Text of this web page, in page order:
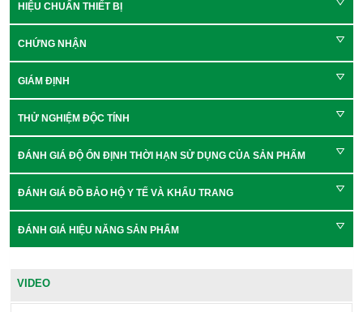
HIỆU CHUẨN THIẾT BỊ
CHỨNG NHẬN
GIÁM ĐỊNH
THỬ NGHIỆM ĐỘC TÍNH
ĐÁNH GIÁ ĐỘ ỔN ĐỊNH THỜI HẠN SỬ DỤNG CỦA SẢN PHẨM
ĐÁNH GIÁ ĐỒ BẢO HỘ Y TẾ VÀ KHẨU TRANG
ĐÁNH GIÁ HIỆU NĂNG SẢN PHẨM
VIDEO